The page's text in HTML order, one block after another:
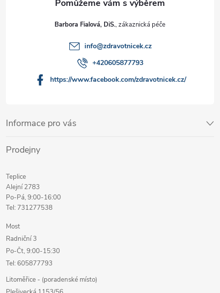
Informace pro vás
Prodejny
Teplice
Alejní 2783
Po-Pá, 9:00-16:00
Tel: 731277538
Most
Radniční 3
Po-Čt, 9:00-15:30
Tel: 605877793
Litoměřice - (poradenské místo)
Barbora Fialová, DiS.
info@zdravotnicek.cz
+420605877793
https://www.facebook.com/zdravotnicek.cz/